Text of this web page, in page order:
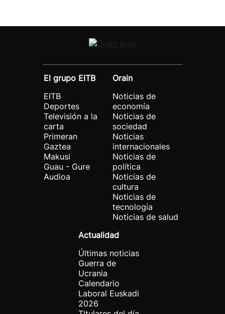
El grupo EITB
EITB
Deportes
Televisión a la
carta
Primeran
Gaztea
Makusi
Guau - Gure
Audioa
Orain
Noticias de
economía
Noticias de
sociedad
Noticias
internacionales
Noticias de
política
Noticias de
cultura
Noticias de
tecnología
Noticias de salud
Actualidad
Últimas noticias
Guerra de
Ucrania
Calendario
Laboral Euskadi
2026